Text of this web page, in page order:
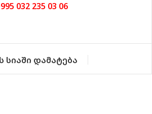
032 235 03 06
სიაში დამატება